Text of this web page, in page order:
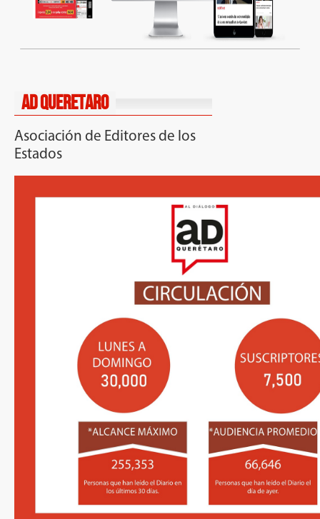
AD QUERETARO
Asociación de Editores de los
Estados